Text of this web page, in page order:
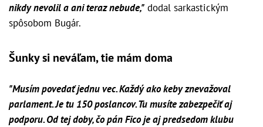
nikdy nevolil a ani teraz nebude," dodal sarkastickým
spôsobom Bugár.
Šunky si neváľam, tie mám doma
"Musím povedať jednu vec. Každý ako keby znevažoval
parlament. Je tu 150 poslancov. Tu musíte zabezpečiť aj
podporu. Od tej doby, čo pán Fico je aj predsedom klubu